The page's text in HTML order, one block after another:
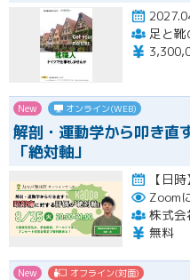
足と
New オンライン(WEB)
解剖・運動学から叩き直
「絶対軸」
Zoom
株式
無料
New オフライン(対面)